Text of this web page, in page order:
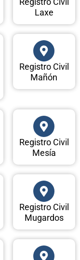
Laxe
Registro Civil
Mañón
Registro Civil
Mesía
Registro Civil
Mugardos